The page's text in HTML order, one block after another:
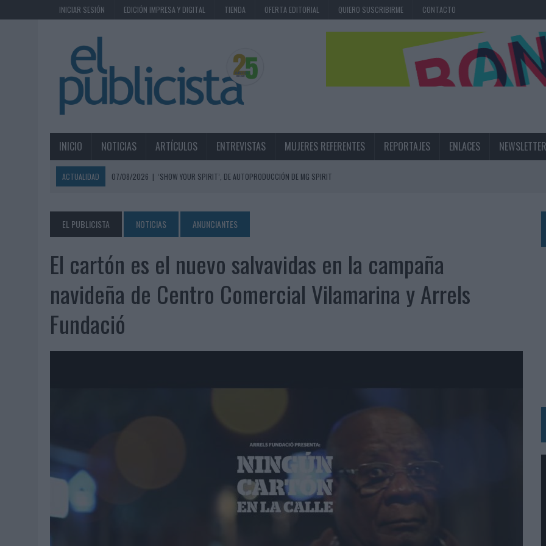
INICIAR SESIÓN EDICIÓN IMPRESA Y DIGITAL TIENDA OFERTA EDITORIAL QUIERO SUSCRIBIRME CONTACTO
INICIO NOTICIAS ARTÍCULOS ENTREVISTAS MUJERES REFERENTES REPORTAJES ENLACES NEWSLETTER
ACTUALIDAD 07/08/2026 | ‘SHOW YOUR SPIRIT’, DE AUTOPRODUCCIÓN DE MG SPIRIT
07/08/2026 | MG SPIRIT RELANZA SU MARCA CON UNA ESTRATEGIA 360º CENTRADA EN EL ORIGEN BARCELONÉS
07/08/2026
PATRÓN CONVIERTE EL NUEVO SINGLE DE ARÓN PIPER EN UNA EXPERIENCIA DE MARCA EN IBIZA
07/08/2026
| EL VERANO PONE A PRUEBA LA ESTRATEGIA DIGITAL DE LAS MARCAS
07/08/2026 |
VUELING CONVIERTE LOS RECUERDOS EN SOUVENIRS CON IA
07/08/2026
CUANDO SE APAGUE EL SOL, EL ECLIPSE DE 2026 PONDRÁ A PRUEBA LA CREATIVIDAD DE LAS MARCAS
06/08/2026 |
‘LA VUELTA’, DE FENOMENAL PARA MÁLAGA CF
LA IA ESTÁ SUBIENDO EL LISTÓN DE LA CREATIVIDAD
05/08/2026
BEON WORLDWIDE LANZA RAÍZ URBANA PARA TRANSFORMAR EL PATRIMONIO HISTÓRICO EN ACTIVOS CULTURALES Y ECONÓMICOS
FABRA COMUNICACIÓN INCORPORA A CASONÁ Y ASUME LA GESTIÓN DE SUS RELACIONES CON LOS MEDIOS
05/08/2026
LOPESAN HOTELS & RESORTS ACERCA EL PARAÍSO CANARIO EN SU ÚLTIMA CAMPAÑA INTERNACIONAL
LUIS ARQUILLOS (BURGO DE ARIAS): “LA CONSTRUCCIÓN DE MARCA A LARGO PLAZO Y LA MEDICIÓN SON DOS CARAS DE LA MISMA
EL PUBLICISTA NOTICIAS ANUNCIANTES
El cartón es el nuevo salvavidas en la campaña
navideña de Centro Comercial Vilamarina y Arrels
Fundació